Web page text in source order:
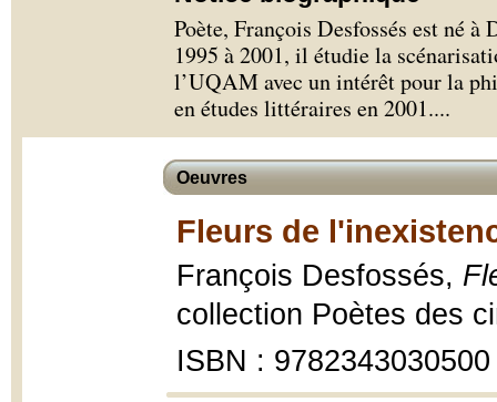
Poète, François Desfossés est né
1995 à 2001, il étudie la
l’UQAM avec un intérêt pour la
en études littéraires en 2001....
Oeuvres
Fleurs de
François Desfossés,
collection Poètes des
ISBN : 9782343030500